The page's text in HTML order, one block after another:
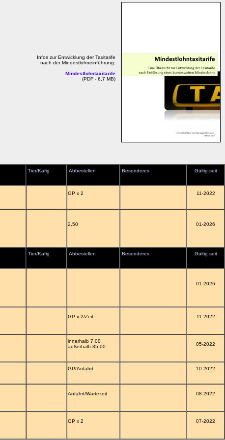
Infos zur Entwicklung der Taxitarife
nach der Mindestlohneinführung:
Mindestlohntaxitarife
(PDF - 6,7 MB)
Tier/Käfig Abbestellen Besonderes Gültig seit
GP x 2 11-2022
2,50 01-2026
Tier/Käfig Abbestellen Besonderes Gültig seit
01-2026
GP x 2/Zeit 11-2022
innerhalb 7,00
außerhalb 35,00
05-2022
GP/Anfahrt 10-2022
Anfahrt/Wartezeit 08-2022
GP x 2 07-2022